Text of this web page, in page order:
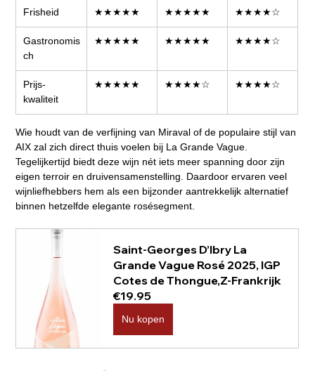
Frisheid ★★★★★ ★★★★★ ★★★★☆
Gastronomis
ch
★★★★★ ★★★★★ ★★★★☆
Prijs-
kwaliteit
★★★★★ ★★★★☆ ★★★★☆
Wie houdt van de verfijning van Miraval of de populaire stijl van
AIX zal zich direct thuis voelen bij La Grande Vague.
Tegelijkertijd biedt deze wijn nét iets meer spanning door zijn
eigen terroir en druivensamenstelling. Daardoor ervaren veel
wijnliefhebbers hem als een bijzonder aantrekkelijk alternatief
binnen hetzelfde elegante rosésegment.
Saint-Georges D’Ibry La
Grande Vague Rosé 2025, IGP
Cotes de Thongue,Z-Frankrijk
€19.95
Nu kopen